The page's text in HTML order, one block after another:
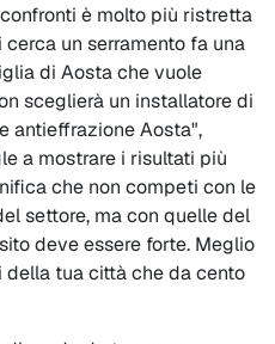
è molto più ristretta
un serramento fa una
di Aosta che vuole
sceglierà un installatore di
antieffrazione Aosta",
a mostrare i risultati più
che non competi con le
settore, ma con quelle del
deve essere forte. Meglio
tua città che da cento